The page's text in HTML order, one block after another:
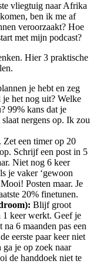
vliegtuig naar Afrika
ben ik me af
veroorzaakt? Hoe
met mijn podcast?
Hier 3 praktische
je hebt en zeg
het nog uit? Welke
99% kans dat je
nergens op. Ik zou
Zet een timer op 20
Schrijf een post in 5
Niet nog 6 keer
je vaker ‘gewoon
Posten maar. Je
20% finetunen.
Blijf groot
1 keer werkt. Geef je
6 maanden pas een
eerste paar keer niet
je op zoek naar
de handdoek niet te